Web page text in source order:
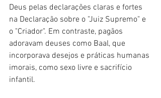
Deus pelas declarações claras e fortes
na Declaração sobre o "Juiz Supremo" e
o "Criador". Em contraste, pagãos
adoravam deuses como Baal, que
incorporava desejos e práticas humanas
imorais, como sexo livre e sacrifício
infantil.